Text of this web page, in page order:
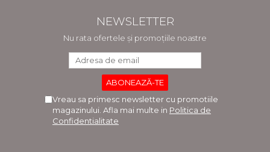
NEWSLETTER
Nu rata ofertele și promoțiile noastre
Vreau sa primesc newsletter cu promotiile
magazinului. Afla mai multe in Politica de
Confidentialitate